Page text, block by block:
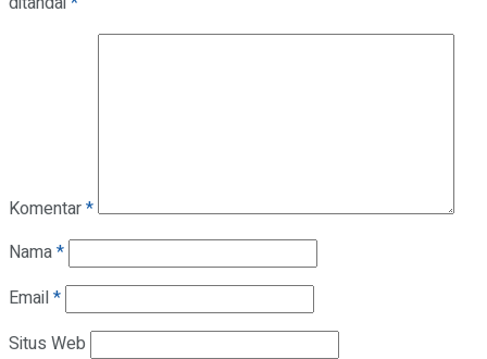
Komentar*
Nama*
Email*
Situs Web